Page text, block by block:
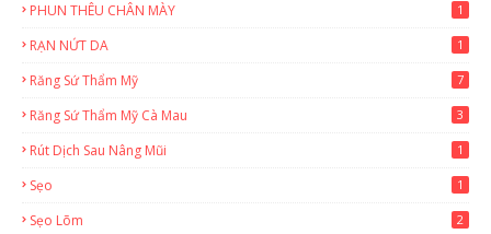
PHUN THÊU CHÂN MÀY 1
RẠN NỨT DA 1
Răng Sứ Thẩm Mỹ 7
Răng Sứ Thẩm Mỹ Cà Mau 3
Rút Dịch Sau Nâng Mũi 1
Sẹo 1
Sẹo Lõm 2